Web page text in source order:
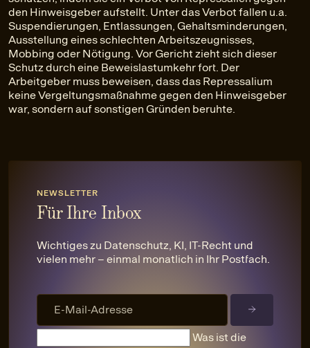
den Hinweisgeber aufstellt. Unter das Verbot fallen u.a.
Suspendierungen, Entlassungen, Gehaltsminderungen,
Ausstellung eines schlechten Arbeitszeugnisses,
Mobbing oder Nötigung. Vor Gericht zieht sich dieser
Schutz durch eine Beweislastumkehr fort. Der
Arbeitgeber muss beweisen, dass das Repressalium
keine Vergeltungsmaßnahme gegen den Hinweisgeber
war, sondern auf sonstigen Gründen beruhte.
NEWSLETTER
Für Ihre Inbox
Wichtiges zu Datenschutz, KI, IT-Recht und
vielen mehr – einmal monatlich in Ihr Postfach.
Was ist die